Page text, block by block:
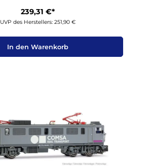
239,31 €*
UVP des Herstellers: 251,90 €
In den Warenkorb